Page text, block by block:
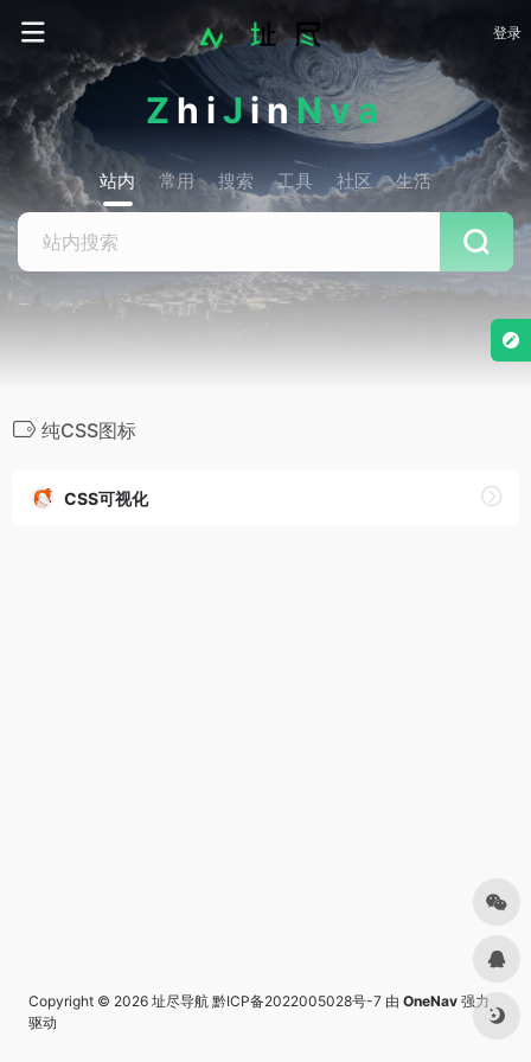
登录
ZhiJinNva
站内 常用 搜索 工具 社区 生活
纯CSS图标
CSS可视化
Copyright © 2026 址尽导航 黔ICP备2022005028号-7 由 OneNav 强力
驱动